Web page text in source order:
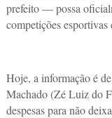
prefeito — possa
competições
Hoje, a informação é
Machado (Zé Luiz do
despesas para não